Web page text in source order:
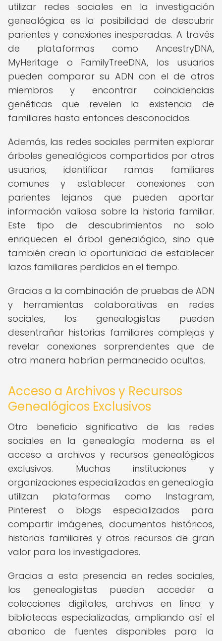
utilizar redes sociales en la investigación
genealógica es la posibilidad de descubrir
parientes y conexiones inesperadas. A través
de plataformas como AncestryDNA,
MyHeritage o FamilyTreeDNA, los usuarios
pueden comparar su ADN con el de otros
miembros y encontrar coincidencias
genéticas que revelen la existencia de
familiares hasta entonces desconocidos.
Además, las redes sociales permiten explorar
árboles genealógicos compartidos por otros
usuarios, identificar ramas familiares
comunes y establecer conexiones con
parientes lejanos que pueden aportar
información valiosa sobre la historia familiar.
Este tipo de descubrimientos no solo
enriquecen el árbol genealógico, sino que
también crean la oportunidad de establecer
lazos familiares perdidos en el tiempo.
Gracias a la combinación de pruebas de ADN
y herramientas colaborativas en redes
sociales, los genealogistas pueden
desentrañar historias familiares complejas y
revelar conexiones sorprendentes que de
otra manera habrían permanecido ocultas.
Acceso a Archivos y Recursos
Genealógicos Exclusivos
Otro beneficio significativo de las redes
sociales en la genealogía moderna es el
acceso a archivos y recursos genealógicos
exclusivos. Muchas instituciones y
organizaciones especializadas en genealogía
utilizan plataformas como Instagram,
Pinterest o blogs especializados para
compartir imágenes, documentos históricos,
historias familiares y otros recursos de gran
valor para los investigadores.
Gracias a esta presencia en redes sociales,
los genealogistas pueden acceder a
colecciones digitales, archivos en línea y
bibliotecas especializadas, ampliando así el
abanico de fuentes disponibles para la